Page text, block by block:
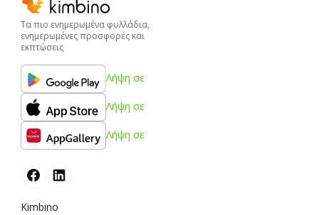
Τα πιο ενημερωμένα φυλλάδια,
ενημερωμένες προσφορές και
εκπτώσεις
Λήψη σε
Λήψη σε
Λήψη σε
Kimbino